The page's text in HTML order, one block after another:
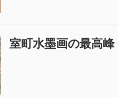
室町水墨画の最高峰